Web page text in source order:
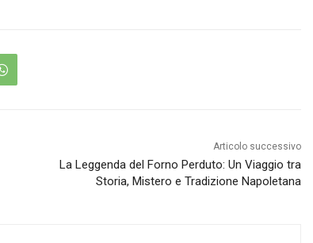
Articolo successivo
La Leggenda del Forno Perduto: Un Viaggio tra
Storia, Mistero e Tradizione Napoletana